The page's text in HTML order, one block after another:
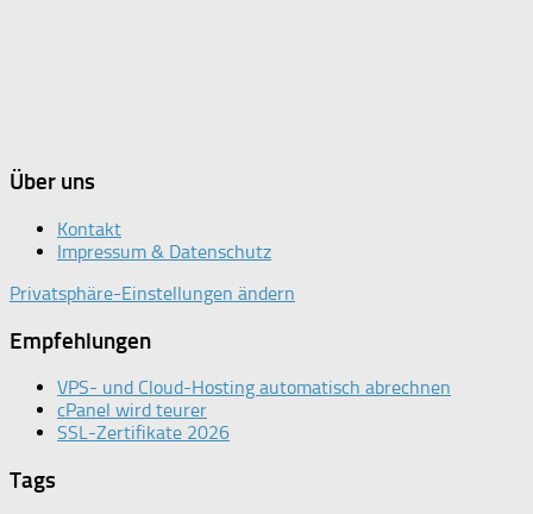
Über uns
Kontakt
Impressum & Datenschutz
Privatsphäre-Einstellungen ändern
Empfehlungen
VPS- und Cloud-Hosting automatisch abrechnen
cPanel wird teurer
SSL-Zertifikate 2026
Tags